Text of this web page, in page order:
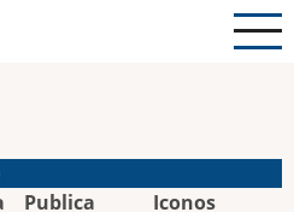
Publica
Iconos